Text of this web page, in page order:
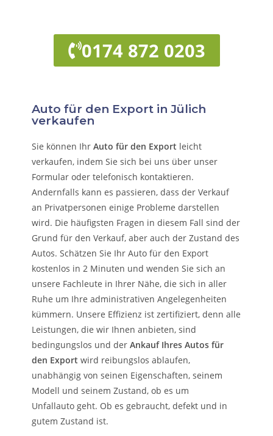
0174 872 0203
Auto für den Export in Jülich
verkaufen
Sie können IhrAuto für den Export leicht
verkaufen, indem Sie sich bei uns über unser
Formular oder telefonisch kontaktieren.
Andernfalls kann es passieren, dass der Verkauf
an Privatpersonen einige Probleme darstellen
wird. Die häufigsten Fragen in diesem Fall sind der
Grund für den Verkauf, aber auch der Zustand des
Autos. Schätzen Sie Ihr Auto für den Export
kostenlos in 2 Minuten und wenden Sie sich an
unsere Fachleute in Ihrer Nähe, die sich in aller
Ruhe um Ihre administrativen Angelegenheiten
kümmern. Unsere Effizienz ist zertifiziert, denn alle
Leistungen, die wir Ihnen anbieten, sind
bedingungslos und derAnkauf Ihres Autos für
den Export wird reibungslos ablaufen,
unabhängig von seinen Eigenschaften, seinem
Modell und seinem Zustand, ob es um
Unfallauto geht. Ob es gebraucht, defekt und in
gutem Zustand ist.